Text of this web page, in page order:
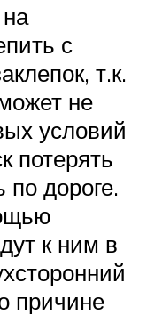
с
т.к.
не
условий
потерять
по дороге.
к ним в
причине